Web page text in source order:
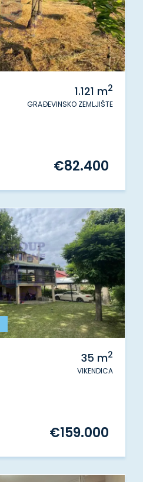
1.121 m2
GRAĐEVINSKO ZEMLJIŠTE
€82.400
35 m2
VIKENDICA
€159.000